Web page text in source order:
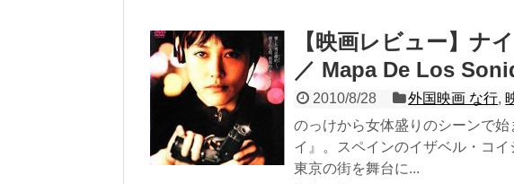
【映画レビュー】ナ
／ Mapa De Los
2010/8/28 外国映画 な行,
のっけから女体盛りのシーンで
イ』。スペインのイザベル・コイ
東京の街を舞台に...